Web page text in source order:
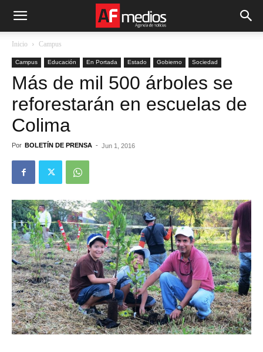
Inicio Campus
Campus Educación En Portada Estado Gobierno Sociedad
Más de mil 500 árboles se
reforestarán en escuelas de
Colima
Por BOLETÍN DE PRENSA - Jun 1, 2016